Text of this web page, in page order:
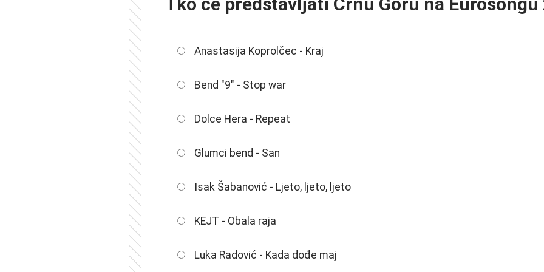
Anastasija Koprolčec - Kraj
Bend "9" - Stop war
Dolce Hera - Repeat
Glumci bend - San
Isak Šabanović - Ljeto, ljeto, ljeto
KEJT - Obala raja
Luka Radović - Kada dođe maj